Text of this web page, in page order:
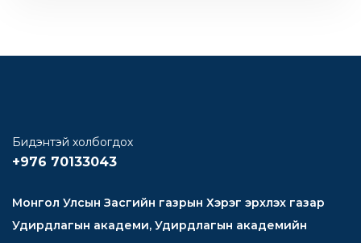
Бидэнтэй холбогдох
+976 70133043
Монгол Улсын Засгийн газрын Хэрэг эрхлэх газар
Удирдлагын академи, Удирдлагын академийн